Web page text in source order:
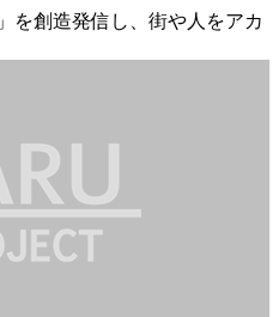
を創造発信し、街や人をアカ